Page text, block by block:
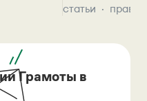
статьи
Грамоты в